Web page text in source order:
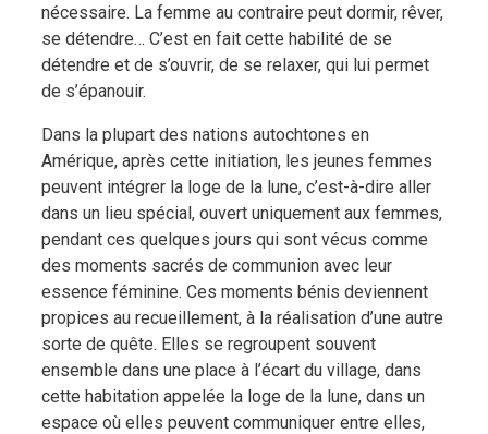
nécessaire. La femme au contraire peut dormir, rêver,
se détendre… C’est en fait cette habilité de se
détendre et de s’ouvrir, de se relaxer, qui lui permet
de s’épanouir.
Dans la plupart des nations autochtones en
Amérique, après cette initiation, les jeunes femmes
peuvent intégrer la loge de la lune, c’est-à-dire aller
dans un lieu spécial, ouvert uniquement aux femmes,
pendant ces quelques jours qui sont vécus comme
des moments sacrés de communion avec leur
essence féminine. Ces moments bénis deviennent
propices au recueillement, à la réalisation d’une autre
sorte de quête. Elles se regroupent souvent
ensemble dans une place à l’écart du village, dans
cette habitation appelée la loge de la lune, dans un
espace où elles peuvent communiquer entre elles,